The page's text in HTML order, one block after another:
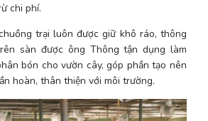
chi phí.
trại luôn được giữ khô ráo, thông
sàn được ông Thông tận dụng làm
bón cho vườn cây, góp phần tạo nên
hoàn, thân thiện với môi trường.